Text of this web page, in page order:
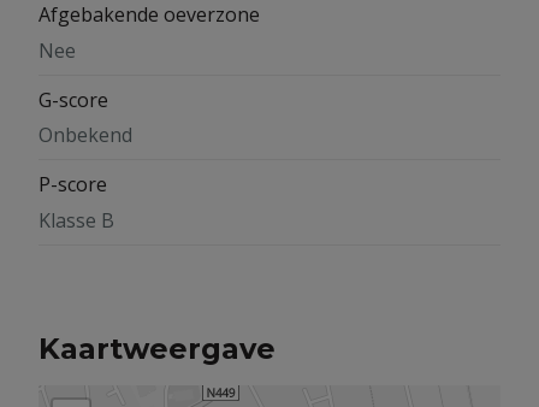
Afgebakende oeverzone
Nee
G-score
Onbekend
P-score
Klasse B
Kaartweergave